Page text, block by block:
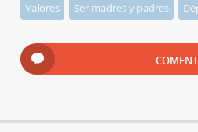
Valores Ser madres y padres